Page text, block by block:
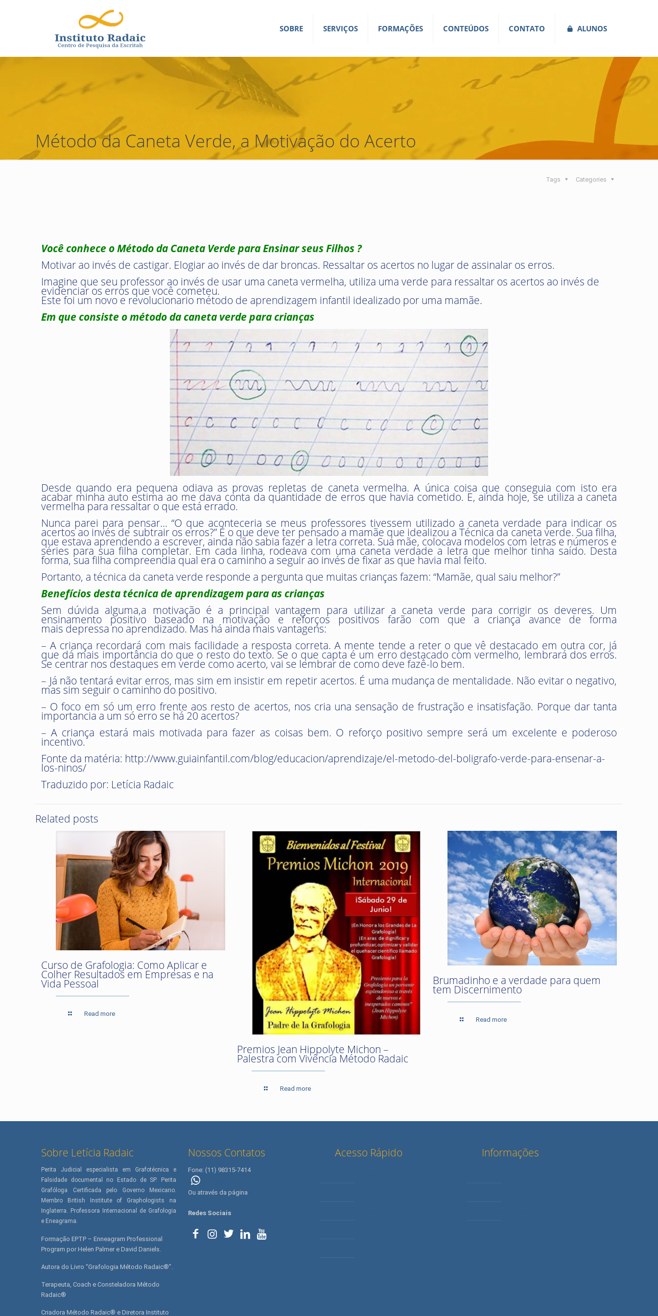
SOBRE SERVIÇOS FORMAÇÕES CONTEÚDOS CONTATO ALUNOS
Método da Caneta Verde, a Motivação do Acerto
Categories
Tags
Você conhece o Método da Caneta Verde para Ensinar seus Filhos ?
Motivar ao invés de castigar. Elogiar ao invés de dar broncas. Ressaltar os acertos no lugar de assinalar os erros.
Imagine que seu professor ao invés de usar uma caneta vermelha, utiliza uma verde para ressaltar os acertos ao invés de
evidenciar os erros que você cometeu.
Este foi um novo e revolucionario método de aprendizagem infantil idealizado por uma mamãe.
Em que consiste o método da caneta verde para crianças
Desde quando era pequena odiava as provas repletas de caneta vermelha. A única coisa que conseguia com isto era
acabar minha auto estima ao me dava conta da quantidade de erros que havia cometido. E, ainda hoje, se utiliza a caneta
vermelha para ressaltar o que está errado.
Nunca parei para pensar… “O que aconteceria se meus professores tivessem utilizado a caneta verdade para indicar os
acertos ao invés de subtrair os erros?” É o que deve ter pensado a mamãe que idealizou a Técnica da caneta verde. Sua filha,
que estava aprendendo a escrever, ainda não sabia fazer a letra correta. Sua mãe, colocava modelos com letras e números e
séries para sua filha completar. Em cada linha, rodeava com uma caneta verdade a letra que melhor tinha saído. Desta
forma, sua filha compreendia qual era o caminho a seguir ao invés de fixar as que havia mal feito.
Portanto, a técnica da caneta verde responde a pergunta que muitas crianças fazem: “Mamãe, qual saiu melhor?”
Benefícios desta técnica de aprendizagem para as crianças
Sem dúvida alguma,a motivação é a principal vantagem para utilizar a caneta verde para corrigir os deveres. Um
ensinamento positivo baseado na motivação e reforços positivos farão com que a criança avance de forma
mais depressa no aprendizado. Mas há ainda mais vantagens:
– A criança recordará com mais facilidade a resposta correta. A mente tende a reter o que vê destacado em outra cor, já
que dá mais importância do que o resto do texto. Se o que capta é um erro destacado com vermelho, lembrará dos erros.
Se centrar nos destaques em verde como acerto, vai se lembrar de como deve fazê-lo bem.
– Já não tentará evitar erros, mas sim em insistir em repetir acertos. É uma mudança de mentalidade. Não evitar o negativo,
mas sim seguir o caminho do positivo.
– O foco em só um erro frente aos resto de acertos, nos cria una sensação de frustração e insatisfação. Porque dar tanta
importancia a um só erro se há 20 acertos?
– A criança estará mais motivada para fazer as coisas bem. O reforço positivo sempre será um excelente e poderoso
incentivo.
Fonte da matéria: http://www.guiainfantil.com/blog/educacion/aprendizaje/el-metodo-del-boligrafo-verde-para-ensenar-a-
los-ninos/
Traduzido por: Letícia Radaic
Related posts
Curso de Grafologia: Como Aplicar e
Colher Resultados em Empresas e na
Vida Pessoal
Read more
Premios Jean Hippolyte Michon –
Palestra com Vivência Método Radaic
Read more
Brumadinho e a verdade para quem
tem Discernimento
Read more
Sobre Letícia Radaic
Perita Judicial especialista em Grafotécnica e
Falsidade documental no Estado de SP. Perita
Grafóloga Certificada pelo Governo Mexicano.
Membro British Institute of Graphologists na
Inglaterra. Professora Internacional de Grafologia
e Eneagrama.
Formação EPTP – Enneagram Professional
Program por Helen Palmer e David Daniels.
Autora do Livro “Grafologia Método Radaic®”.
Terapeuta, Coach e Consteladora Método
Radaic®
Criadora Método Radaic® e Diretora Instituto
Nossos Contatos
Fone: (11) 98315-7414
Ou através da página
Redes Sociais
Acesso Rápido Informações